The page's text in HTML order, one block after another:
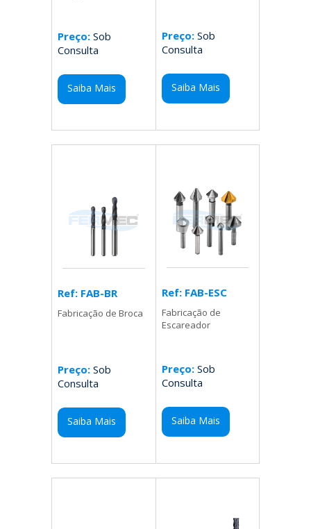
Preço: Sob
Consulta
Saiba Mais
Preço:Sob
Consulta
Saiba Mais
Ref: FAB-BR
Fabricação de Broca
Preço: Sob
Consulta
Saiba Mais
Ref: FAB-ESC
Fabricação de
Escareador
Preço:Sob
Consulta
Saiba Mais